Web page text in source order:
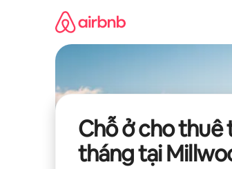
Chỗ ở cho thuê
tháng tại